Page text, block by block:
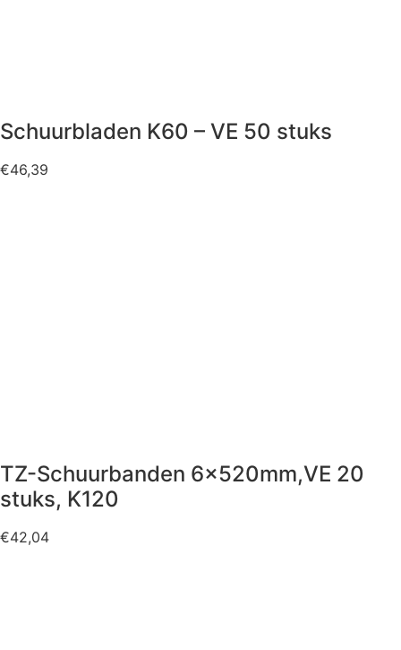
Schuurbladen K60 – VE 50 stuks
€46,39
TZ-Schuurbanden 6x520mm,VE 20
stuks, K120
€42,04